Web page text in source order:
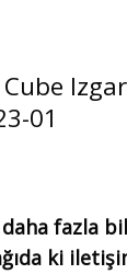
01
daha fazla
ki